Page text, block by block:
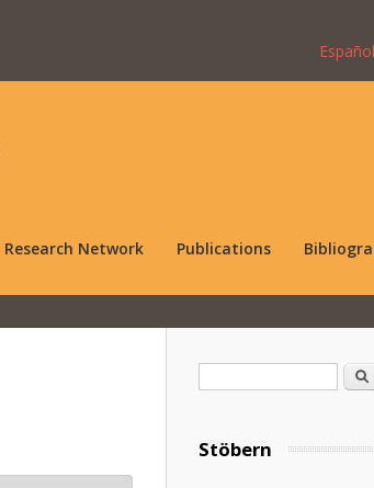
Español
Research Network Publications
Stöbern